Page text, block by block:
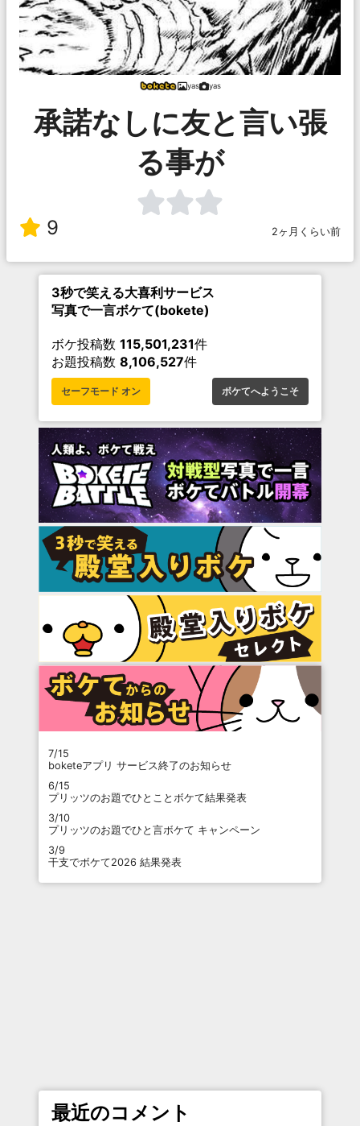
yas yas
承諾なしに友と言い張
る事が
9 2ヶ月くらい前
3秒で笑える大喜利サービス
写真で一言ボケて(bokete)
ボケ投稿数 115,501,231件
お題投稿数 8,106,527件
セーフモード オン ボケてへようこそ
7/15
boketeアプリ サービス終了のお知らせ
6/15
プリッツのお題でひとことボケて結果発表
3/10
プリッツのお題でひと言ボケて キャンペーン
3/9
干支でボケて2026 結果発表
最近のコメント